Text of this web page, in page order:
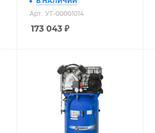
Арт.: УТ-00001014
173 043₽